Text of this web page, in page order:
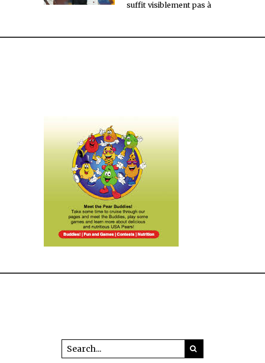
suffit visiblement pas à